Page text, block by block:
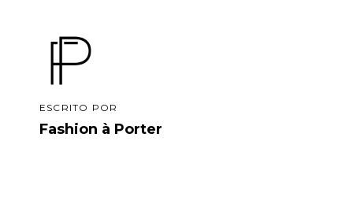
ESCRITO POR
Fashion à Porter